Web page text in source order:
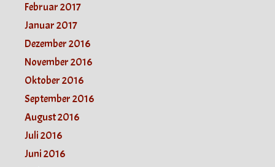
Februar 2017
Januar 2017
Dezember 2016
November 2016
Oktober 2016
September 2016
August 2016
Juli 2016
Juni 2016